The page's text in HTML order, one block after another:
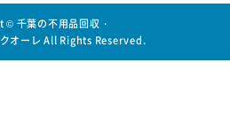
© 千葉の不用品回収・
オーレ All Rights Reserved.